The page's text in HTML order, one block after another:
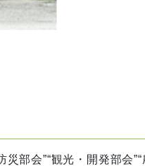
部会”“観光・開発部会”“